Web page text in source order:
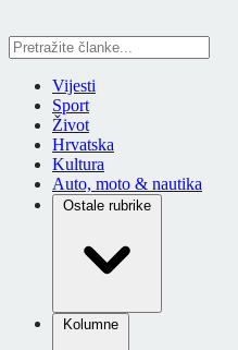
Vijesti
Sport
Život
Hrvatska
Kultura
Auto, moto & nautika
Ostale rubrike
Kolumne